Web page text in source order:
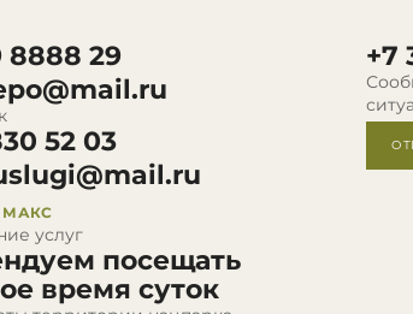
8888 29
52 03
МАКС
услуг
посещать
время суток
+7